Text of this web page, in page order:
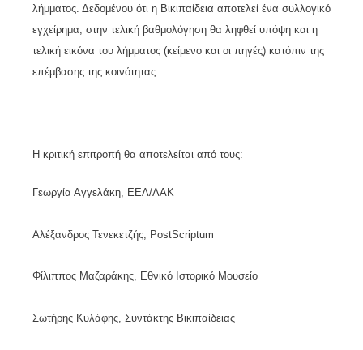
λήμματος. Δεδομένου ότι η Βικιπαίδεια αποτελεί ένα συλλογικό
εγχείρημα, στην τελική βαθμολόγηση θα ληφθεί υπόψη και η
τελική εικόνα του λήμματος (κείμενο και οι πηγές) κατόπιν της
επέμβασης της κοινότητας.
Η κριτική επιτροπή θα αποτελείται από τους:
Γεωργία Αγγελάκη, ΕΕΛ/ΛΑΚ
Αλέξανδρος Τενεκετζής, PostScriptum
Φίλιππος Μαζαράκης, Εθνικό Ιστορικό Μουσείο
Σωτήρης Κυλάφης, Συντάκτης Βικιπαίδειας